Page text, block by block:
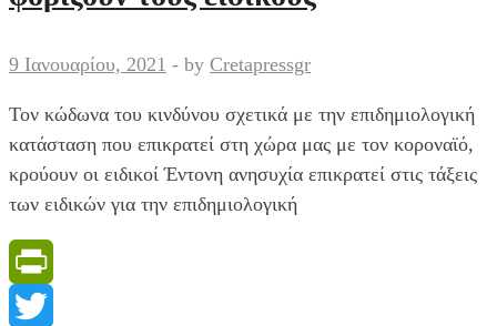
9 Ιανουαρίου, 2021 - by Cretapressgr
Τον κώδωνα του κινδύνου σχετικά με την επιδημιολογική
κατάσταση που επικρατεί στη χώρα μας με τον κοροναϊό,
κρούουν οι ειδικοί Έντονη ανησυχία επικρατεί στις τάξεις
των ειδικών για την επιδημιολογική
PrintFriendly